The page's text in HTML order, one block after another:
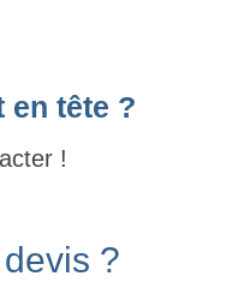
en tête ?
!
?